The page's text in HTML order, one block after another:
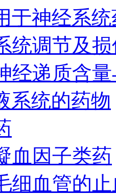
于神经系统
统调节及
经递质含
系统的药物
血因子类药
细血管的